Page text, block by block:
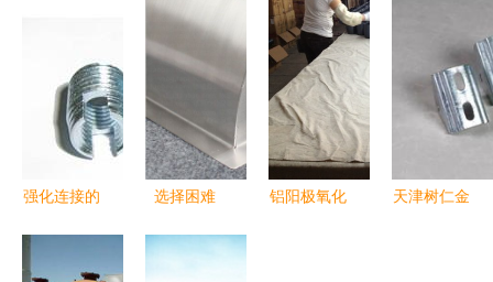
示
锈钢幕墙网
高端货架圆
孔网洞洞板
工艺探秘
品
铝棒 量大
从优，质量
与价格的双
强化连接的
选择困难
铝阳极氧化
天津树仁金